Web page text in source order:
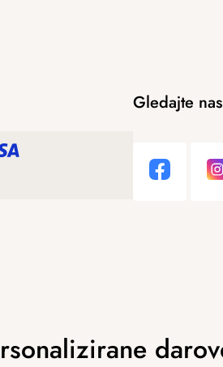
Gledajte nas